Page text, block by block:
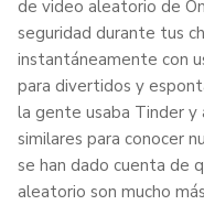
de video aleatorio de
seguridad durante tus
instantáneamente con
para divertidos y
la gente usaba Tinder y
similares para conocer
se han dado cuenta de
aleatorio son mucho